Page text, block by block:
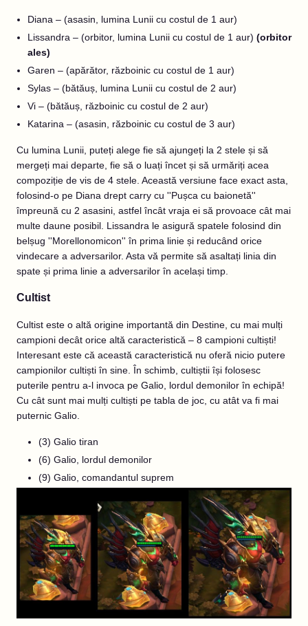
Diana – (asasin, lumina Lunii cu costul de 1 aur)
Lissandra – (orbitor, lumina Lunii cu costul de 1 aur) (orbitor
ales)
Garen – (apărător, războinic cu costul de 1 aur)
Sylas – (bătăuș, lumina Lunii cu costul de 2 aur)
Vi – (bătăuș, războinic cu costul de 2 aur)
Katarina – (asasin, războinic cu costul de 3 aur)
Cu lumina Lunii, puteți alege fie să ajungeți la 2 stele și să
mergeți mai departe, fie să o luați încet și să urmăriți acea
compoziție de vis de 4 stele. Această versiune face exact asta,
folosind-o pe Diana drept carry cu ''Pușca cu baionetă''
împreună cu 2 asasini, astfel încât vraja ei să provoace cât mai
multe daune posibil. Lissandra le asigură spatele folosind din
belșug ''Morellonomicon'' în prima linie și reducând orice
vindecare a adversarilor. Asta vă permite să asaltați linia din
spate și prima linie a adversarilor în același timp.
Cultist
Cultist este o altă origine importantă din Destine, cu mai mulți
campioni decât orice altă caracteristică – 8 campioni cultiști!
Interesant este că această caracteristică nu oferă nicio putere
campionilor cultiști în sine. În schimb, cultiștii își folosesc
puterile pentru a-l invoca pe Galio, lordul demonilor în echipă!
Cu cât sunt mai mulți cultiști pe tabla de joc, cu atât va fi mai
puternic Galio.
(3) Galio tiran
(6) Galio, lordul demonilor
(9) Galio, comandantul suprem